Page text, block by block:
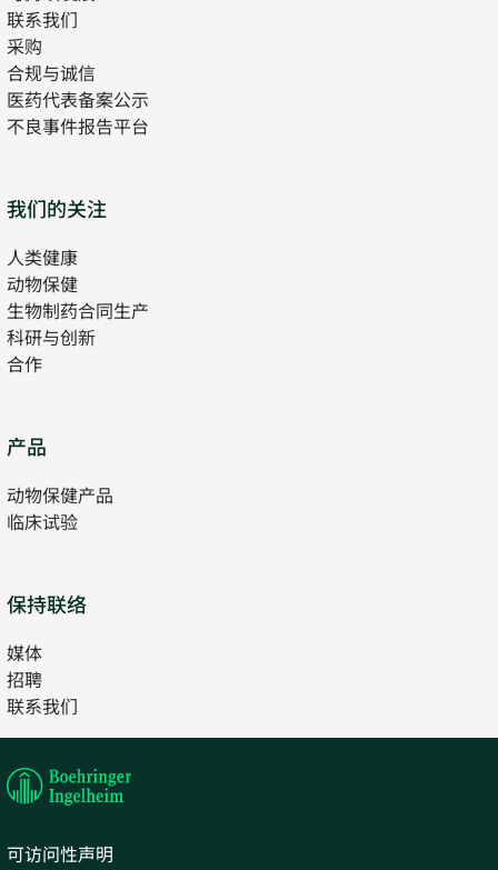
联系我们
采购
合规与诚信
医药代表备案公示
不良事件报告平台
我们的关注
人类健康
new
tab
动物保健
生物制药合同生产
科研与创新
合作
产品
new
tab
动物保健产品
临床试验
保持联络
媒体
招聘
in
new
联系我们
in
tab
可访问性声明